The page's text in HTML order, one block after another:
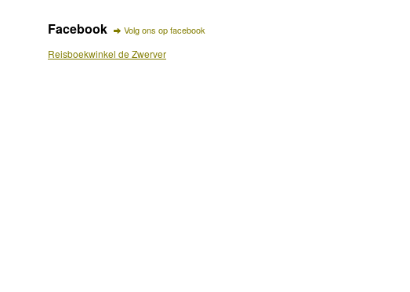
Facebook Volg ons op facebook
Reisboekwinkel de Zwerver